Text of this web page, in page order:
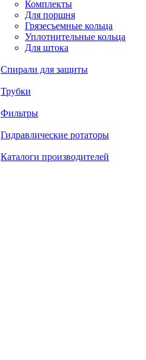
Комплекты
Для поршня
Грязесъемные кольца
Уплотнительные кольца
Для штока
Спирали для защиты
Трубки
Фильтры
Гидравлические ротаторы
Каталоги производителей